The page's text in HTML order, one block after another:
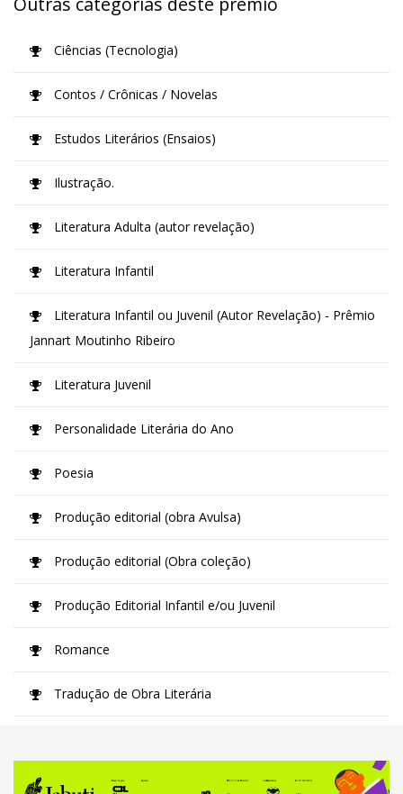
Ciências (Tecnologia)
Contos / Crônicas / Novelas
Estudos Literários (Ensaios)
Ilustração.
Literatura Adulta (autor revelação)
Literatura Infantil
Literatura Infantil ou Juvenil (Autor Revelação) - Prêmio
Jannart Moutinho Ribeiro
Literatura Juvenil
Personalidade Literária do Ano
Poesia
Produção editorial (obra Avulsa)
Produção editorial (Obra coleção)
Produção Editorial Infantil e/ou Juvenil
Romance
Tradução de Obra Literária